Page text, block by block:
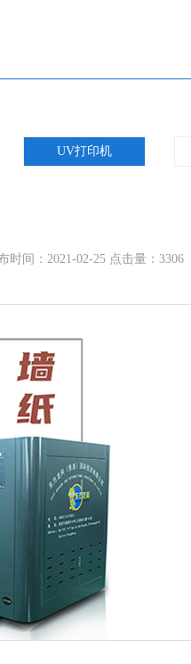
UV打印机
时间：2021-02-25 点击量：3306